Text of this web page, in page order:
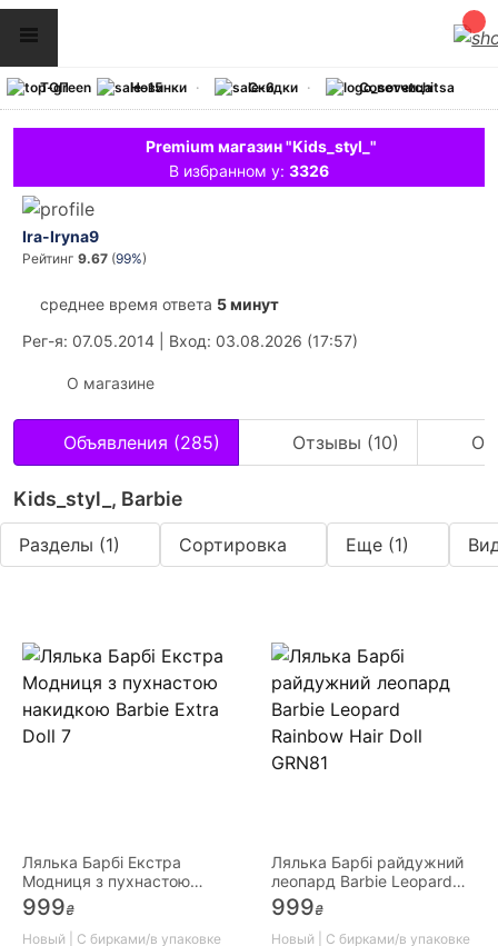
ТОП Новинки Скидки Советчица
Premium магазин "Kids_styl_"
В избранном у: 3326
Ira-Iryna9
Рейтинг 9.67 (99%)
среднее время ответа 5 минут
Рег-я: 07.05.2014 Вход: 03.08.2026 (17:57)
О магазине
Объявления (285) Отзывы (10)
Kids_styl_, Barbie
Разделы (1) Сортировка Еще (1)
Лялька Барбі Екстра
Модниця з пухнастою
накидкою Barbie Extra Doll
7
999₴
Новый | С бирками/в упаковке
Лялька Барбі райдужний
леопард Barbie Leopard
Rainbow Hair Doll GRN81
999₴
Новый | С бирками/в упаковке